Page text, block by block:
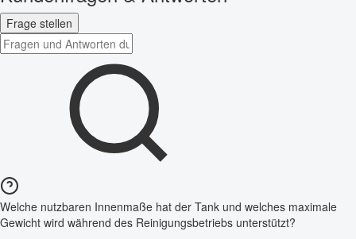
Frage stellen
Welche nutzbaren Innenmaße hat der Tank und welches maximale
Gewicht wird während des Reinigungsbetriebs unterstützt?